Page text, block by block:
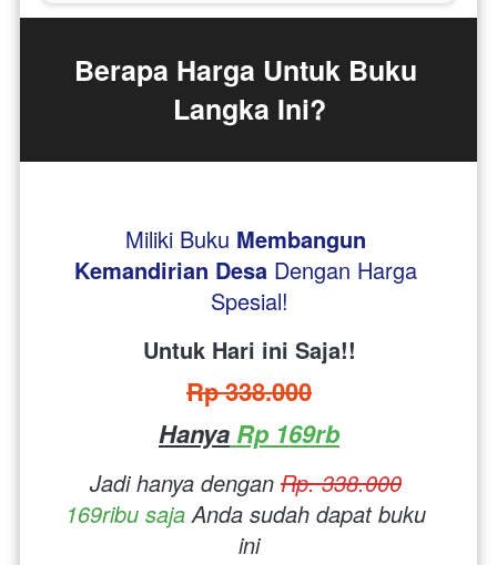
Berapa Harga Untuk Buku
Langka Ini?
Miliki Buku Membangun
Kemandirian Desa Dengan Harga
Spesial!
Untuk Hari ini Saja!!
Rp 338.000
Hanya Rp 169rb
Jadi hanya dengan Rp. 338.000
169ribu saja Anda sudah dapat buku
ini